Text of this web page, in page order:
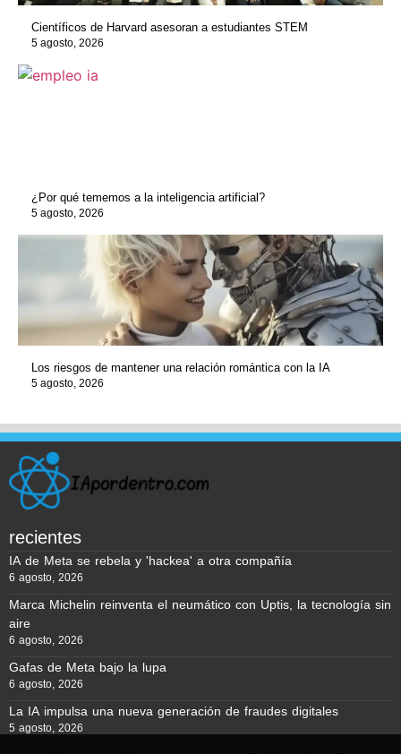
Científicos de Harvard asesoran a estudiantes STEM
5 agosto, 2026
¿Por qué tememos a la inteligencia artificial?
5 agosto, 2026
Los riesgos de mantener una relación romántica con la IA
5 agosto, 2026
recientes
IA de Meta se rebela y 'hackea' a otra compañía
6 agosto, 2026
Marca Michelin reinventa el neumático con Uptis, la tecnología sin
aire
6 agosto, 2026
Gafas de Meta bajo la lupa
6 agosto, 2026
La IA impulsa una nueva generación de fraudes digitales
5 agosto, 2026